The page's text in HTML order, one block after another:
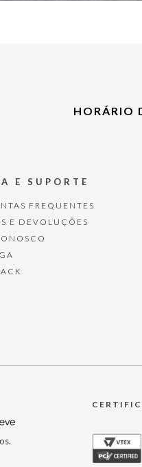
HORÁRIO
E SUPORTE
FREQUENTES
E DEVOLUÇÕES